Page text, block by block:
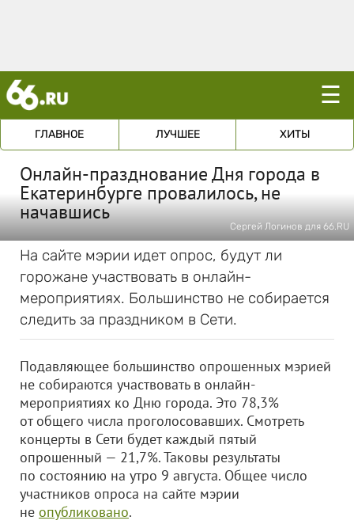
☰
ГЛАВНОЕ ЛУЧШЕЕ ХИТЫ
Онлайн-празднование Дня города в
Екатеринбурге провалилось, не
начавшись
Сергей Логинов для 66.RU
На сайте мэрии идет опрос, будут ли
горожане участвовать в онлайн-
мероприятиях. Большинство не собирается
следить за праздником в Сети.
Подавляющее большинство опрошенных мэрией
не собираются участвовать в онлайн-
мероприятиях ко Дню города. Это 78,3%
от общего числа проголосовавших. Смотреть
концерты в Сети будет каждый пятый
опрошенный — 21,7%. Таковы результаты
по состоянию на утро 9 августа. Общее число
участников опроса на сайте мэрии
не опубликовано.